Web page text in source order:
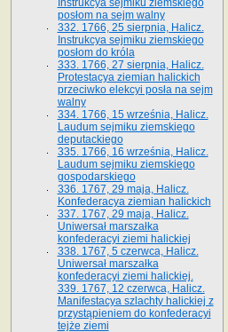
Instrukcya sejmiku ziemskiego
posłom na sejm walny
332. 1766, 25 sierpnia, Halicz.
Instrukcya sejmiku ziemskiego
posłom do króla
333. 1766, 27 sierpnia, Halicz.
Protestacya ziemian halickich
przeciwko elekcyi posła na sejm
walny
334. 1766, 15 września, Halicz.
Laudum sejmiku ziemskiego
deputackiego
335. 1766, 16 września, Halicz.
Laudum sejmiku ziemskiego
gospodarskiego
336. 1767, 29 maja, Halicz.
Konfederacya ziemian halickich
337. 1767, 29 maja, Halicz.
Uniwersał marszałka
konfederacyi ziemi halickiej
338. 1767, 5 czerwca, Halicz.
Uniwersał marszałka
konfederacyi ziemi halickiej.
339. 1767, 12 czerwca, Halicz.
Manifestacya szlachty halickiej z
przystąpieniem do konfederacyi
tejże ziemi